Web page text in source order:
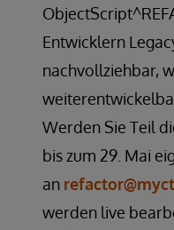
Entwicklern
nachvollziehbar,
Werden Sie Teil
bis zum 29. Mai
an
werden live